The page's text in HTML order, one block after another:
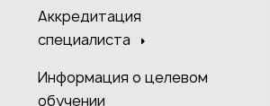
Аккредитация
специалиста
Информация о целевом
обучении